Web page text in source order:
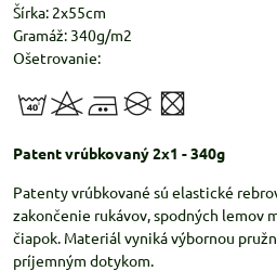
Šírka: 2x55cm
Gramáž: 340g/m2
Ošetrovanie:
Patent vrúbkovaný 2x1 - 340g
Patenty vrúbkované sú elastické
zakončenie rukávov, spodných lemov
čiapok. Materiál vyniká výbornou
príjemným dotykom.